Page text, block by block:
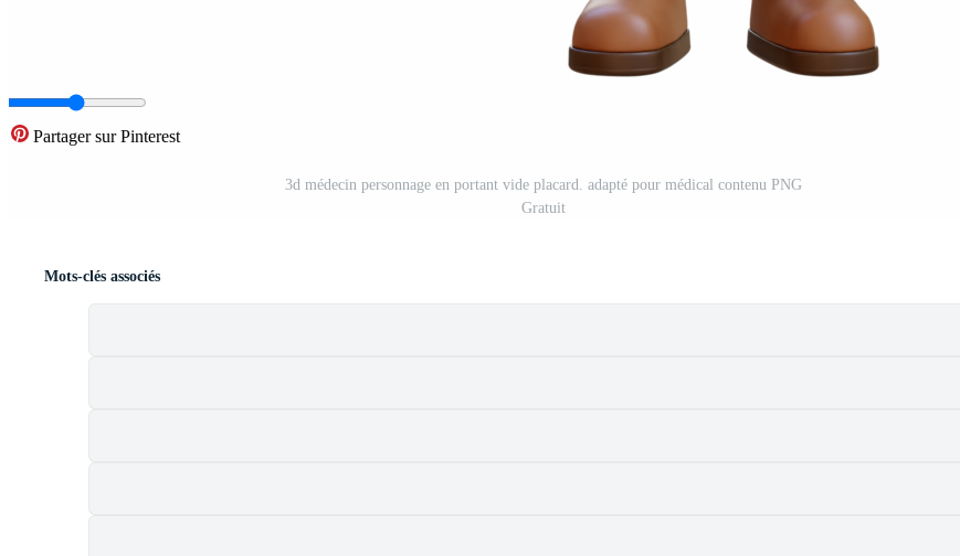
Partager sur Pinterest
3d médecin personnage en portant vide placard. adapté pour médical contenu PNG
Gratuit
Mots-clés associés